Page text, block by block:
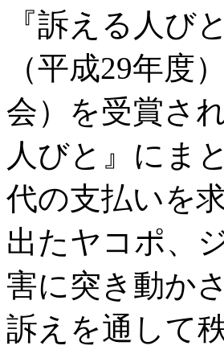
『訴える人び
（平成29年度
会）を受賞さ
人びと』にま
代の支払いを
出たヤコポ、
害に突き動か
訴えを通して